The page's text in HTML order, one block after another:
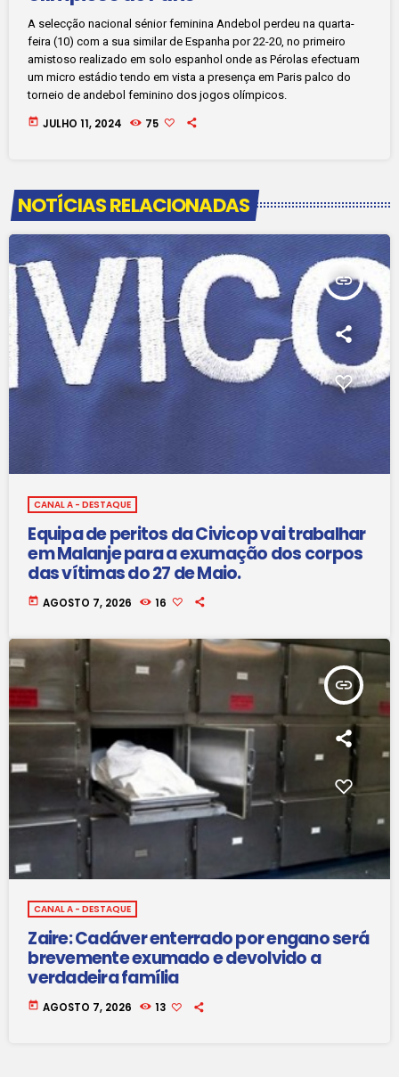
A selecção nacional sénior feminina Andebol perdeu na quarta-
feira (10) com a sua similar de Espanha por 22-20, no primeiro
amistoso realizado em solo espanhol onde as Pérolas efectuam
um micro estádio tendo em vista a presença em Paris palco do
torneio de andebol feminino dos jogos olímpicos.
today JULHO 11, 2024 75
NOTÍCIAS RELACIONADAS
insert_link
CANAL A - DESTAQUE
Equipa de peritos da Civicop vai trabalhar
em Malanje para a exumação dos corpos
das vítimas do 27 de Maio.
today AGOSTO 7, 2026 16
insert_link
CANAL A - DESTAQUE
Zaire: Cadáver enterrado por engano será
brevemente exumado e devolvido a
verdadeira família
today AGOSTO 7, 2026 13